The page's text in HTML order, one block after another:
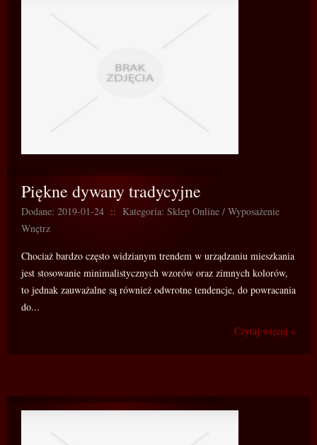
Piękne dywany tradycyjne
Dodane: 2019-01-24 :: Kategoria: Sklep Online / Wyposażenie
Wnętrz
Chociaż bardzo często widzianym trendem w urządzaniu mieszkania
jest stosowanie minimalistycznych wzorów oraz zimnych kolorów,
to jednak zauważalne są również odwrotne tendencje, do powracania
do...
Czytaj więcej »